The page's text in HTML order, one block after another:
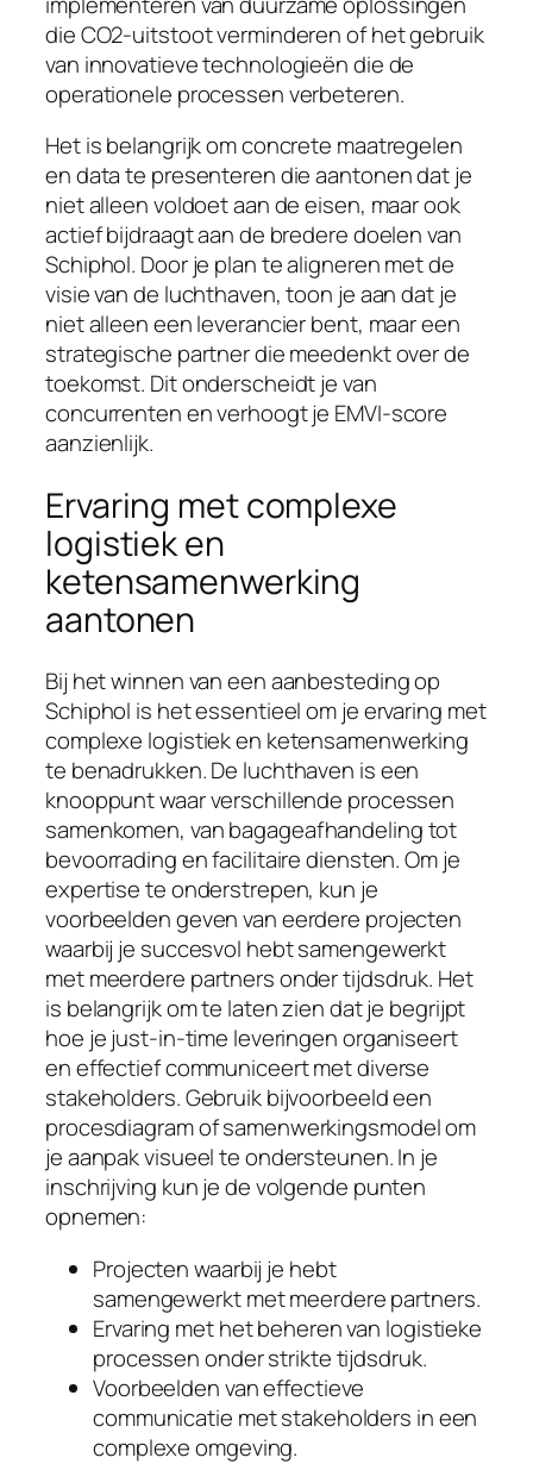
die CO2-uitstoot verminderen of het gebruik
van innovatieve technologieën die de
operationele processen verbeteren.
Het is belangrijk om concrete maatregelen
en data te presenteren die aantonen dat je
niet alleen voldoet aan de eisen, maar ook
actief bijdraagt aan de bredere doelen van
Schiphol. Door je plan te aligneren met de
visie van de luchthaven, toon je aan dat je
niet alleen een leverancier bent, maar een
strategische partner die meedenkt over de
toekomst. Dit onderscheidt je van
concurrenten en verhoogt je EMVI-score
aanzienlijk.
Ervaring met complexe
logistiek en
ketensamenwerking
aantonen
Bij het winnen van een aanbesteding op
Schiphol is het essentieel om je ervaring met
complexe logistiek en ketensamenwerking
te benadrukken. De luchthaven is een
knooppunt waar verschillende processen
samenkomen, van bagageafhandeling tot
bevoorrading en facilitaire diensten. Om je
expertise te onderstrepen, kun je
voorbeelden geven van eerdere projecten
waarbij je succesvol hebt samengewerkt
met meerdere partners onder tijdsdruk. Het
is belangrijk om te laten zien dat je begrijpt
hoe je just-in-time leveringen organiseert
en effectief communiceert met diverse
stakeholders. Gebruik bijvoorbeeld een
procesdiagram of samenwerkingsmodel om
je aanpak visueel te ondersteunen. In je
inschrijving kun je de volgende punten
opnemen:
Projecten waarbij je hebt
samengewerkt met meerdere partners.
Ervaring met het beheren van logistieke
processen onder strikte tijdsdruk.
Voorbeelden van effectieve
communicatie met stakeholders in een
complexe omgeving.